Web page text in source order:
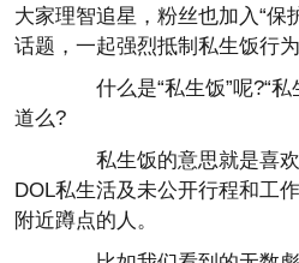
大家理智追星，粉丝也加入“保
话题，一起强烈抵制私生饭行为
什么是“私生饭”呢?“私
道么?
私生饭的意思就是喜欢
DOL私生活及未公开行程和工
附近蹲点的人。